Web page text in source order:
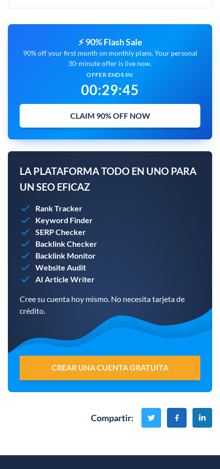
⚡ 90% Flash Sale
90% off your first month on monthly plans. Your personal
30-minute offer is live now.
OFFER ENDS IN:
00:29:44
CLAIM 90% OFF NOW
LA PLATAFORMA TODO EN UNO PARA
UN SEO EFICAZ
Rank Tracker
Keyword Finder
SERP Checker
Backlink Checker
Backlink Monitor
Website Audit
AI Article Writer
Cree su cuenta hoy mismo. No necesita tarjeta de
crédito.
CREAR UNA CUENTA GRATUITA
Compartir: